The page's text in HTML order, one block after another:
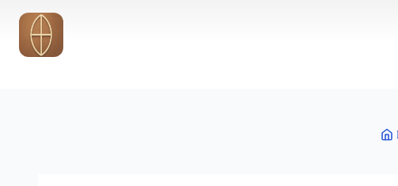
Vai al contenuto principale